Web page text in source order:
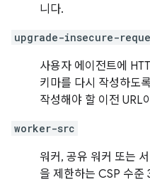
니다.
upgrade-insecure-
사용자 에이전트에
키마를 다시 작성하도
작성해야 할 이전 URL
worker-src
워커, 공유 워커 또는
을 제한하는 CSP 수준